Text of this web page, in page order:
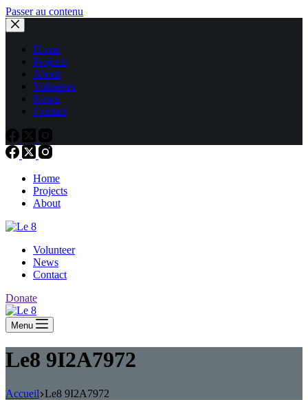
Passer au contenu
Home
Projects
About
Volunteer
News
Contact
Home
Projects
About
Volunteer
News
Contact
Donate
Menu
Le8 9I2A7972
Accueil Le8 9I2A7972